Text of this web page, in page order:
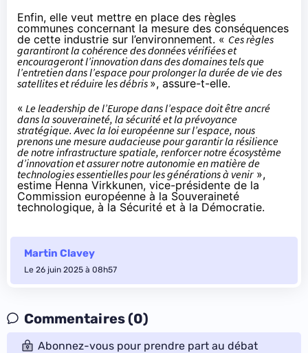
Enfin, elle veut mettre en place des règles
communes concernant la mesure des conséquences
de cette industrie sur l’environnement. « Ces règles
garantiront la cohérence des données vérifiées et
encourageront l’innovation dans des domaines tels que
l’entretien dans l’espace pour prolonger la durée de vie des
satellites et réduire les débris », assure-t-elle.
« Le leadership de l’Europe dans l’espace doit être ancré
dans la souveraineté, la sécurité et la prévoyance
stratégique. Avec la loi européenne sur l’espace, nous
prenons une mesure audacieuse pour garantir la résilience
de notre infrastructure spatiale, renforcer notre écosystème
d’innovation et assurer notre autonomie en matière de
technologies essentielles pour les générations à venir»,
estime Henna Virkkunen, vice-présidente de la
Commission européenne à la Souveraineté
technologique, à la Sécurité et à la Démocratie.
Martin Clavey
Le 26 juin 2025 à 08h57
Commentaires (0)
Abonnez-vous pour prendre part au débat